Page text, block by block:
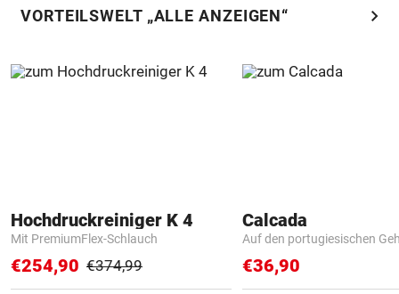
VORTEILSWELT „ALLE ANZEIGEN“ chevron_right
Hochdruckreiniger K 4
Mit PremiumFlex-Schlauch
€254,90 €374,99
Calcada
Auf den portugiesischen
€36,90